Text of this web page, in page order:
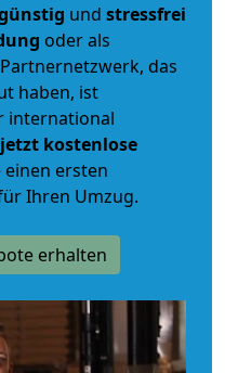
und stressfrei
oder als
das
haben, ist
international
kostenlose
einen ersten
Ihren Umzug.
erhalten